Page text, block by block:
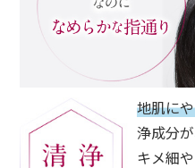
地肌に
浄成分
キメ細